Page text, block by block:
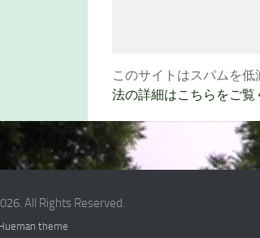
このサイトはスパムを低
法の詳細はこちらをご覧
All Rights Reserved.
theme